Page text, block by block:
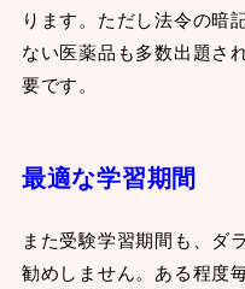
ります。ただし法令の暗
ない医薬品も多数出題さ
要です。
最適な学習期間
また受験学習期間も、ダ
勧めしません。ある程度